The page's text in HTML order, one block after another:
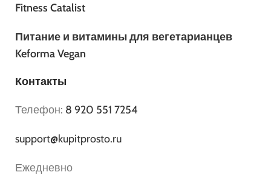
Fitness Catalist
Питание и витамины для вегетарианцев
Keforma Vegan
Контакты
Телефон: 8 920 551 7254
support@kupitprosto.ru
Ежедневно